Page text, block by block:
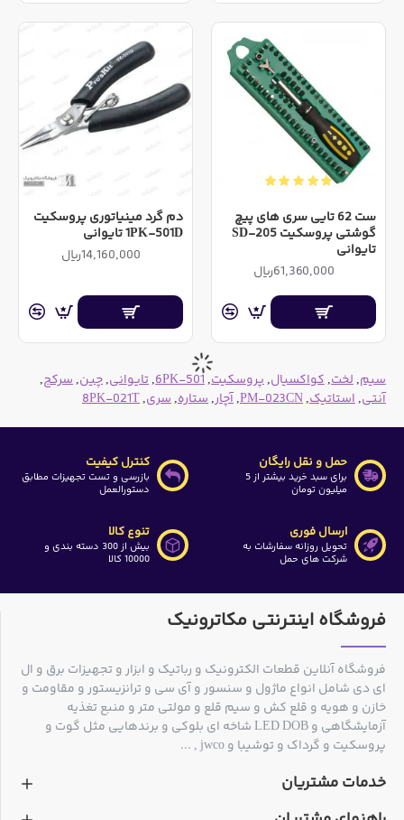
ست 62 تایی سری های پیچ
گوشتی پروسکیت SD-205
تایوانی
61,360,000ریال
دم گرد مینیاتوری پروسکیت
1PK-501D تایوانی
14,160,000ریال
سیم,لخت,کواکسیال,پروسکیت,
6PK-501
,تایوانی,چین,سرکج,
آنتی,استاتیک,
PM-023CN
,آچار,ستاره,سری,
8PK-021T
حمل و نقل رایگان
برای سبد خرید بیشتر از 5
میلیون تومان
کنترل کیفیت
بازرسی و تست تجهیزات مطابق
دستورالعمل
ارسال فوری
تحویل روزانه سفارشات به
شرکت های حمل
تنوع کالا
بیش از 300 دسته بندی و
10000 کالا
فروشگاه اینترنتی مکاترونیک
فروشگاه آنلاین قطعات الکترونیک و رباتیک و ابزار و تجهیزات برق و ال
ای دی شامل انواع ماژول و سنسور و آی سی و ترانزیستور و مقاومت و
خازن و هویه و قلع کش و سیم قلع و مولتی متر و منبع تغذیه
آزمایشگاهی و LED DOB شاخه ای بلوکی و برندهایی مثل گوت و
پروسکیت و گرداک و توشیبا و jwco , ...
خدمات مشتریان